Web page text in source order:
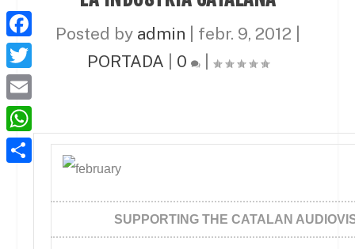
Posted by admin febr. 9, 2012
PORTADA
0 |
SUPPORTING THE CATALAN
F
a
c
e
b
T
w
i
t
E
m
a
W
h